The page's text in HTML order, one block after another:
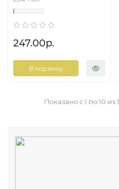
247.00р.
В корзину
Показано с 1 по 10 из